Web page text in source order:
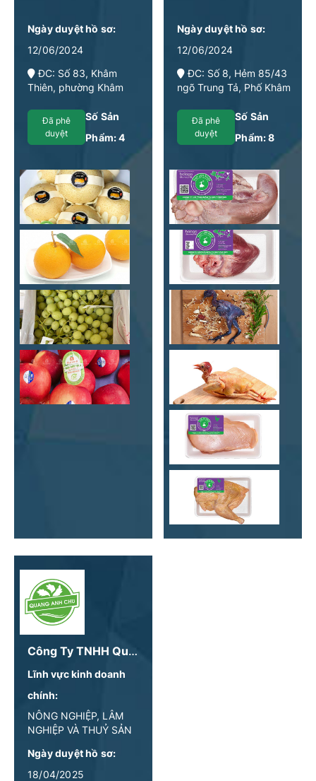
Ngày duyệt hồ sơ:
12/06/2024
ĐC: Số 83, Khâm
Thiên, phường Khâm
Hà NộiĐã phê
duyệt
Số Sản
Phẩm:4
Ngày duyệt hồ sơ:
12/06/2024
ĐC: Số 8, Hẻm 85/43
ngõ Trung Tả, Phố Khâm
Quan, Quận Đống Đa,
Thành phố Hà Nội
Đã phê
duyệt
Số Sản
Phẩm:8
Công Ty TNHH Quang Anh Chu
Lĩnh vực kinh doanh
chính:
NÔNG NGHIỆP, LÂM
NGHIỆP VÀ THUỶ SẢN
Ngày duyệt hồ sơ:
18/04/2025